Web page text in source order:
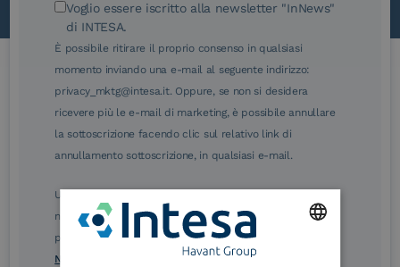
Le nostre certificazioni
eIDAS Qualified Trust
Service Provider
eIDAS Qualified Trust
Service Provider for
Remote Qualified
Voglio essere iscritto alla newsletter "InNews"
di INTESA.
È possibile ritirare il proprio consenso in qualsiasi
momento inviando una e-mail al seguente indirizzo:
privacy_mktg@intesa.it. Oppure, se non si desidera
ricevere più le e-mail di marketing, è possibile annullare
la sottoscrizione facendo clic sul relativo link di
annullamento sottoscrizione, in qualsiasi e-mail.
Ulteriori informazioni sulle procedure sono disponibili
nelle Norme di tutela della privacy INTESA. Inoltrando il
presente modulo, dichiaro di aver letto e compreso le
Norme di tutela della privacy INTESA .